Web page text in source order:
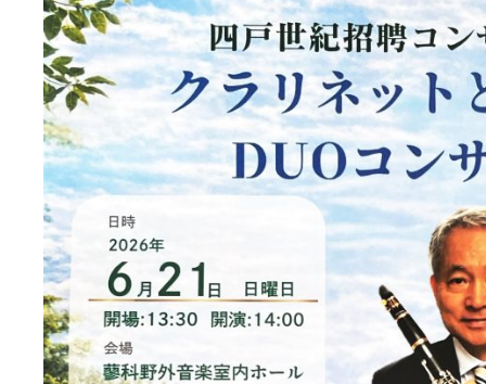
ラ
リ
ネ
ッ
ト
と
ピ
ア
サ
ー
来